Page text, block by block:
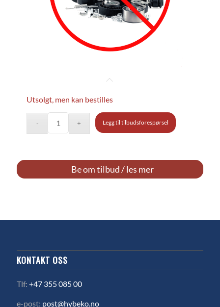
Utsolgt, men kan bestilles
Legg til tilbudsforespørsel
Be om tilbud / les mer
KONTAKT OSS
Tlf: +47 355 085 00
e-post: post@hybeko.no